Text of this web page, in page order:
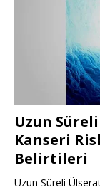
Uzun
Kanseri
Belirtileri
Uzun Süreli